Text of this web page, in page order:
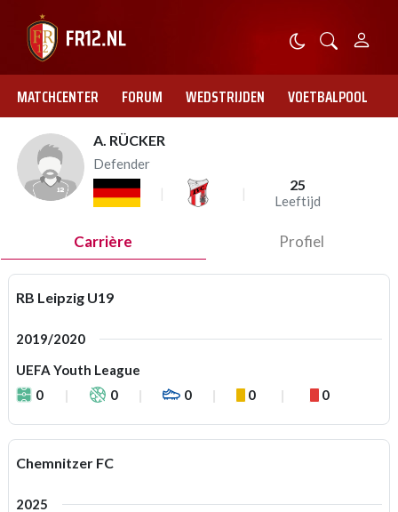
MATCHCENTER FORUM WEDSTRIJDEN VOETBALPOOL
A. RÜCKER
Defender
25
Leeftijd
Carrière Profiel
RB Leipzig U19
2019/2020
UEFA Youth League
0
0 0 0 0
Chemnitzer FC
2025